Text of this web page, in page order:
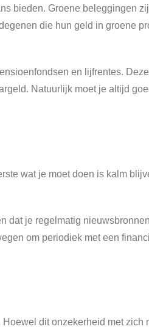
bieden. Groene beleggingen
die hun geld in groene
en lijfrentes.
Natuurlijk moet je altijd
wat je moet doen is kalm
dat je regelmatig
om periodiek met een
dit onzekerheid met zich